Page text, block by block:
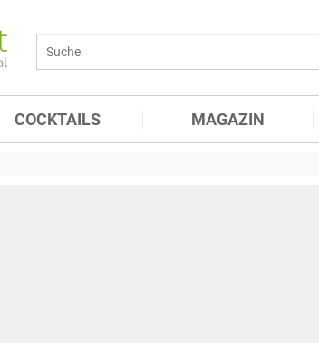
COCKTAILS MAGAZIN